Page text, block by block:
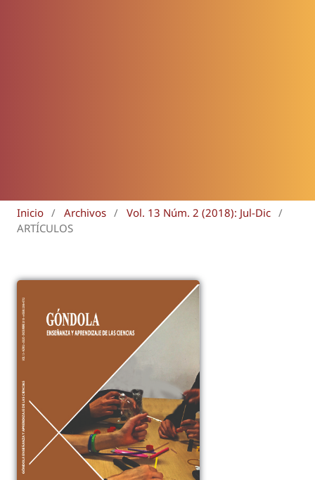
Inicio / Archivos / Vol. 13 Núm. 2 (2018): Jul-Dic /
ARTÍCULOS